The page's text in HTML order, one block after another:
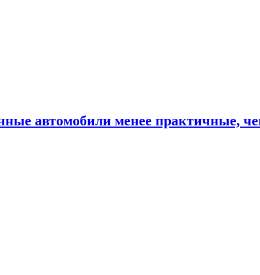
автомобили менее практичные,